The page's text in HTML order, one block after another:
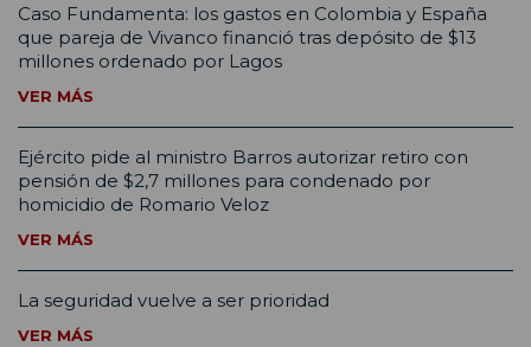
Caso Fundamenta: los gastos en Colombia y España
que pareja de Vivanco financió tras depósito de $13
millones ordenado por Lagos
VER MÁS
Ejército pide al ministro Barros autorizar retiro con
pensión de $2,7 millones para condenado por
homicidio de Romario Veloz
VER MÁS
La seguridad vuelve a ser prioridad
VER MÁS